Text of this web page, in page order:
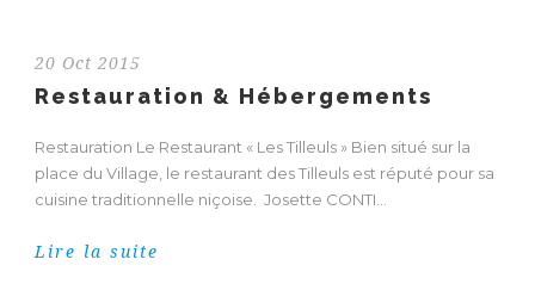
20 Oct 2015
Restauration & Hébergements
Restauration Le Restaurant « Les Tilleuls » Bien situé sur la
place du Village, le restaurant des Tilleuls est réputé pour sa
cuisine traditionnelle niçoise. Josette CONTI...
Lire la suite